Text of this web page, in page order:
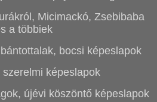
Micimackó, Zsebibaba
a többiek
bocsi képeslapok
szerelmi képeslapok
újévi köszöntő képeslapok